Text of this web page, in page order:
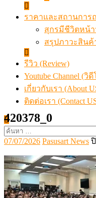
ราคาและสถานการณ์
สุกรมีชีวิตหน้
สรุปภาวะสินค้
รีวิว (Review)
Youtube Channel (วิ
เกี่ยวกับเรา (About
ติดต่อเรา (Contact
ค้นหา
สำหรับ:
420378_0
Posted
on
07/07/2026Author
Pasusart News